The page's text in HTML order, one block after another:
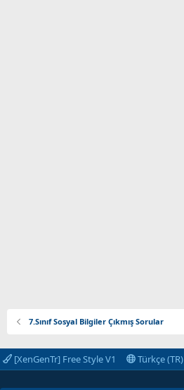
7.Sınıf Sosyal Bilgiler Çıkmış Sorular
[XenGenTr] Free Style V1 Türkçe (TR)